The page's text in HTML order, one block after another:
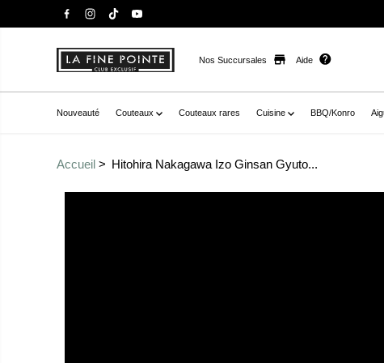
Nos Succursales Aide
Nouveauté Couteaux Couteaux rares Cuisine BBQ/Konro
Accueil Hitohira Nakagawa Izo Ginsan Gyuto...